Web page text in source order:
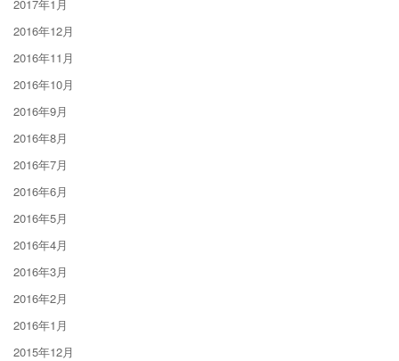
2017年1月
2016年12月
2016年11月
2016年10月
2016年9月
2016年8月
2016年7月
2016年6月
2016年5月
2016年4月
2016年3月
2016年2月
2016年1月
2015年12月